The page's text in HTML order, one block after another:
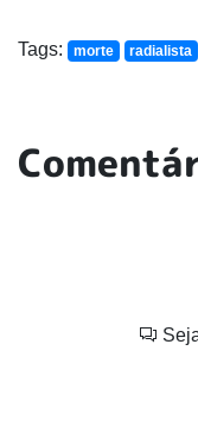
Tags: morte radialista